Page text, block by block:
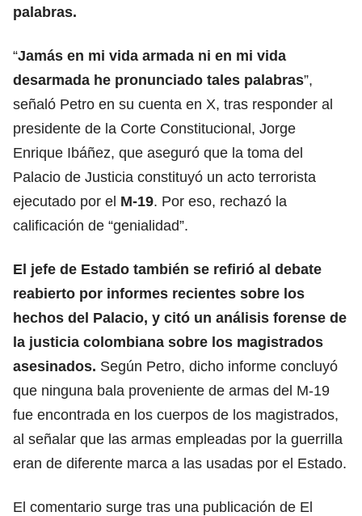
palabras.
“Jamás en mi vida armada ni en mi vida
desarmada he pronunciado tales palabras”,
señaló Petro en su cuenta en X, tras responder al
presidente de la Corte Constitucional, Jorge
Enrique Ibáñez, que aseguró que la toma del
Palacio de Justicia constituyó un acto terrorista
ejecutado por el M-19. Por eso, rechazó la
calificación de “genialidad”.
El jefe de Estado también se refirió al debate
reabierto por informes recientes sobre los
hechos del Palacio, y citó un análisis forense de
la justicia colombiana sobre los magistrados
asesinados. Según Petro, dicho informe concluyó
que ninguna bala proveniente de armas del M-19
fue encontrada en los cuerpos de los magistrados,
al señalar que las armas empleadas por la guerrilla
eran de diferente marca a las usadas por el Estado.
El comentario surge tras una publicación de El